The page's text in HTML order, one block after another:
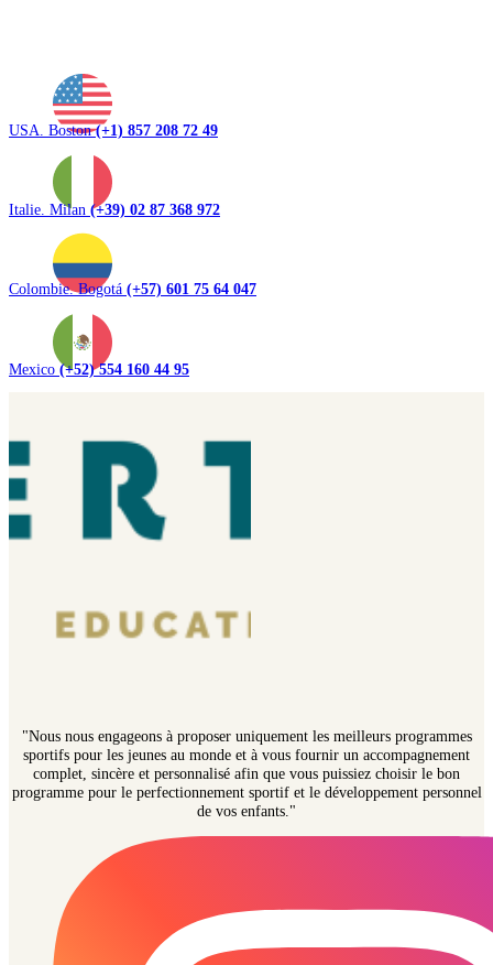
USA. Boston(+1) 857 208 72 49
Italie. Milan (+39) 02 87 368 972
Colombie. Bogotá (+57) 601 75 64 047
Mexico (+52) 554 160 44 95
"Nous nous engageons à proposer uniquement les meilleurs programmes
sportifs pour les jeunes au monde et à vous fournir un accompagnement
complet, sincère et personnalisé afin que vous puissiez choisir le bon
programme pour le perfectionnement sportif et le développement personnel
de vos enfants."